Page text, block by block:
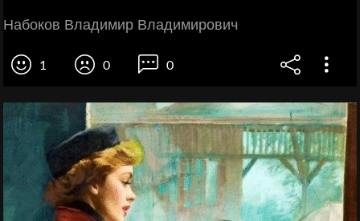
Набоков Владимир Владимирович
1 0 0